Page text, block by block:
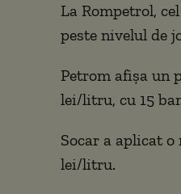
La Rompetrol,
peste nivelul de
Petrom afișa un
lei/litru, cu 15
Socar a aplicat
lei/litru.